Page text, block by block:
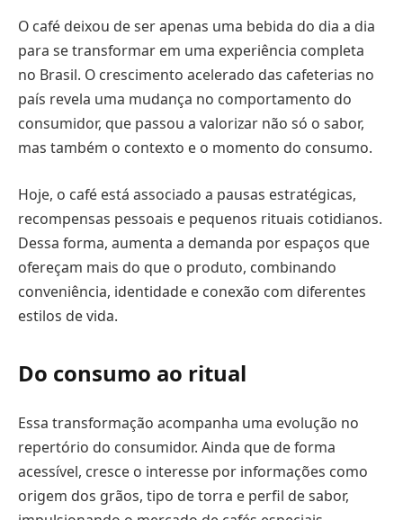
O café deixou de ser apenas uma bebida do dia a dia
para se transformar em uma experiência completa
no Brasil. O crescimento acelerado das cafeterias no
país revela uma mudança no comportamento do
consumidor, que passou a valorizar não só o sabor,
mas também o contexto e o momento do consumo.
Hoje, o café está associado a pausas estratégicas,
recompensas pessoais e pequenos rituais cotidianos.
Dessa forma, aumenta a demanda por espaços que
ofereçam mais do que o produto, combinando
conveniência, identidade e conexão com diferentes
estilos de vida.
Do consumo ao ritual
Essa transformação acompanha uma evolução no
repertório do consumidor. Ainda que de forma
acessível, cresce o interesse por informações como
origem dos grãos, tipo de torra e perfil de sabor,